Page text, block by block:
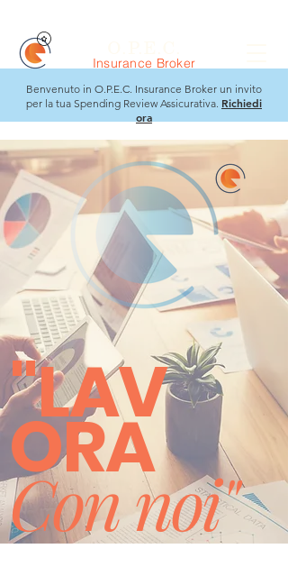
Benvenuto in O.P.E.C. Insurance Broker un invito
per la tua Spending Review Assicurativa. Richiedi
ora
Insurance Broker
"LAV
ORA
Con noi"